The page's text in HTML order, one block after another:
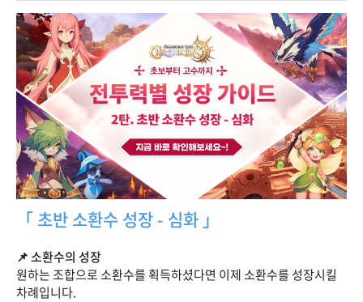
「 초반 소환수 성장 - 심화 」
📌 소환수의 성장
원하는 조합으로 소환수를 획득하셨다면 이제 소환수를 성장시킬
차례입니다.